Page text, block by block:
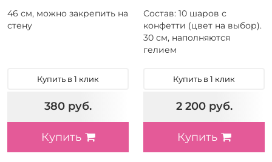
46 см, можно закрепить на
стену
Купить в 1 клик
380 руб.
Купить
Состав: 10 шаров с
конфетти (цвет на выбор).
30 см, наполняются
гелием
Купить в 1 клик
2 200 руб.
Купить